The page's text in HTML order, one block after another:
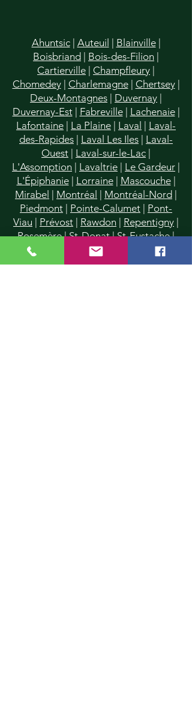
Ahuntsic| Auteuil | Blainville|
Boisbriand | Bois-des-Filion |
Cartierville | Champfleury |
Chomedey| Charlemagne| Chertsey|
Deux-Montagnes | Duvernay |
Duvernay-Est| Fabreville| Lachenaie|
Lafontaine | La Plaine | Laval | Laval-
des-Rapides | Laval Les Iles | Laval-
Ouest | Laval-sur-le-Lac |
L'Assomption | Lavaltrie | Le Gardeur |
L'Épiphanie| Lorraine| Mascouche|
Mirabel | Montréal | Montréal-Nord |
Piedmont | Pointe-Calumet | Pont-
Viau | Prévost | Rawdon | Repentigny |
Rosemère|St-Donat|St-Eustache|
St-Francois
St-Jérôme
Saint-Lin
|St-Janvier|St-Roch-de-l'Achigan|